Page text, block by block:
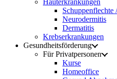
Hauterkrankungen
Schuppenflechte
Neurodermitis
Dermatitis
Krebserkrankungen
Gesundheitsförderung
Für Privatpersonen
Kurse
Homeoffice